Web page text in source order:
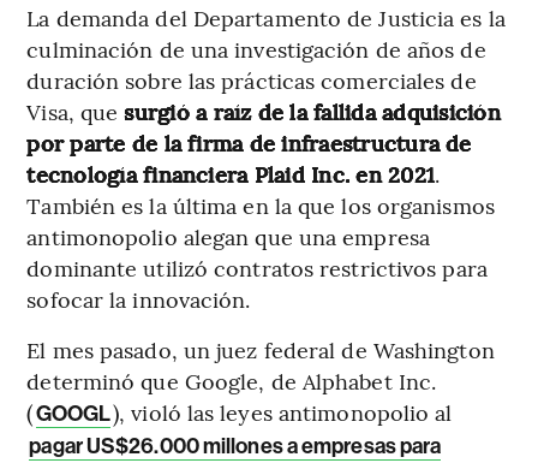
La demanda del Departamento de Justicia es la
culminación de una investigación de años de
duración sobre las prácticas comerciales de
Visa, quesurgió a raíz de la fallida adquisición
por parte de la firma de infraestructura de
tecnología financiera Plaid Inc. en 2021.
También es la última en la que los organismos
antimonopolio alegan que una empresa
dominante utilizó contratos restrictivos para
sofocar la innovación.
El mes pasado, un juez federal de Washington
determinó que Google, de Alphabet Inc.
(GOOGL), violó las leyes antimonopolio al
pagar US$26.000 millones a empresas para